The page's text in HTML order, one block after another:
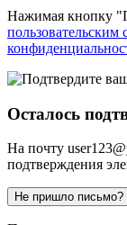
Нажимая кнопку
пользовательским
Осталось
На почту
подтверждения
Не пришло письмо?